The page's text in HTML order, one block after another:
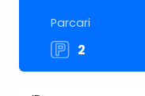
Parcari
2